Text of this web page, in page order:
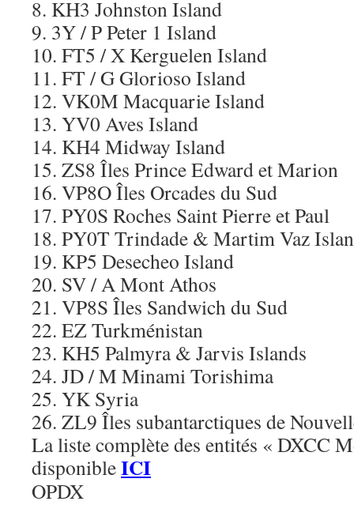
8. KH3 Johnston Island
9. 3Y / P Peter 1 Island
10. FT5 / X Kerguelen Island
11. FT / G Glorioso Island
12. VK0M Macquarie Island
13. YV0 Aves Island
14. KH4 Midway Island
15. ZS8 Îles Prince Edward et Marion
16. VP8O Îles Orcades du Sud
17. PY0S Roches Saint Pierre et Paul
18. PY0T Trindade & Martim Vaz
19. KP5 Desecheo Island
20. SV / A Mont Athos
21. VP8S Îles Sandwich du Sud
22. EZ Turkménistan
23. KH5 Palmyra & Jarvis Islands
24. JD / M Minami Torishima
25. YK Syria
26. ZL9 Îles subantarctiques de
La liste complète des entités « DXCC
disponibleICI
OPDX